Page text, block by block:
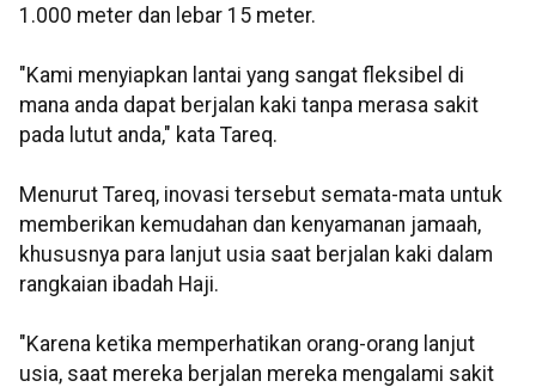
1.000 meter dan lebar 15 meter.
"Kami menyiapkan lantai yang sangat fleksibel di
mana anda dapat berjalan kaki tanpa merasa sakit
pada lutut anda," kata Tareq.
Menurut Tareq, inovasi tersebut semata-mata untuk
memberikan kemudahan dan kenyamanan jamaah,
khususnya para lanjut usia saat berjalan kaki dalam
rangkaian ibadah Haji.
"Karena ketika memperhatikan orang-orang lanjut
usia, saat mereka berjalan mereka mengalami sakit